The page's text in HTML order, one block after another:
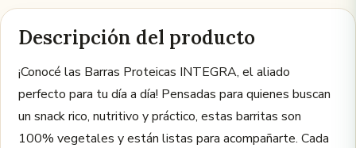
Descripción del producto
¡Conocé las Barras Proteicas INTEGRA, el aliado
perfecto para tu día a día! Pensadas para quienes buscan
un snack rico, nutritivo y práctico, estas barritas son
100% vegetales y están listas para acompañarte. Cada